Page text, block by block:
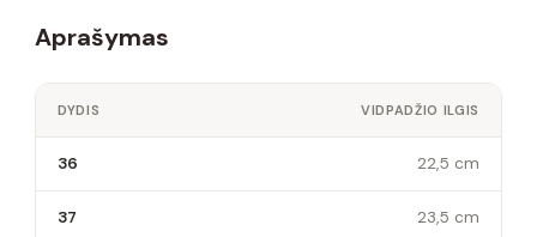
Aprašymas
DYDIS VIDPADŽIO ILGIS
36 22,5 cm
37 23,5 cm